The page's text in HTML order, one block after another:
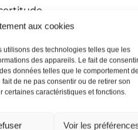
aux cookies
utilisons des technologies telles que les
des appareils. Le fait de
données telles que le comportement
de ne pas consentir ou de retirer son
certaines caractéristiques et fonctions.
Voir les
de soi
d’incertitude